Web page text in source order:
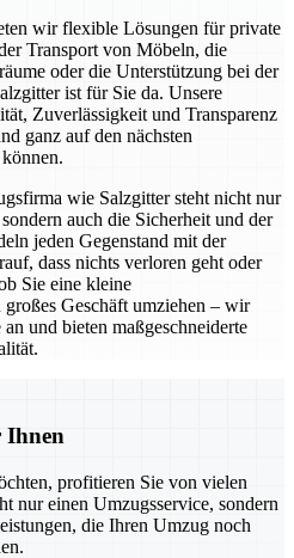
wir flexible Lösungen für private
Transport von Möbeln, die
oder die Unterstützung bei der
ist für Sie da. Unsere
Zuverlässigkeit und Transparenz
ganz auf den nächsten
wie Salzgitter steht nicht nur
auch die Sicherheit und der
jeden Gegenstand mit der
dass nichts verloren geht oder
Sie eine kleine
Geschäft umziehen – wir
und bieten maßgeschneiderte
Ihnen
profitieren Sie von vielen
nur einen Umzugsservice, sondern
die Ihren Umzug noch